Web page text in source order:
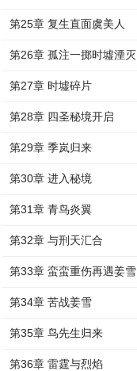
第25章 复生直面虞美人
第26章 孤注一掷时墟湮灭
第27章 时墟碎片
第28章 四圣秘境开启
第29章 季岚归来
第30章 进入秘境
第31章 青鸟炎翼
第32章 与刑天汇合
第33章 蛮蛮重伤再遇姜雪
第34章 苦战姜雪
第35章 鸟先生归来
第36章 雷霆与烈焰